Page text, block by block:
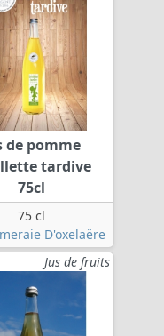
de pomme
tardive
75cl
75 cl
D'oxelaëre
Jus de fruits